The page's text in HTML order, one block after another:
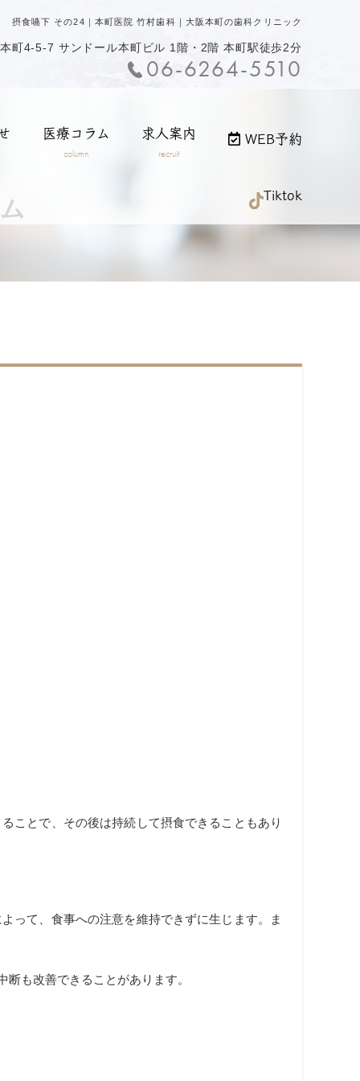
摂食嚥下 その24｜本町医院 竹村歯科｜大阪本町の歯科クリニック
町4-5-7 サンドール本町ビル 1階・2階 本町駅徒歩2分
06-6264-5510
医療コラム
column
求人案内
recruit
WEB予約
Tiktok
ことで、その後は持続して摂食できることもあり
って、食事への注意を維持できずに生じます。ま
も改善できることがあります。